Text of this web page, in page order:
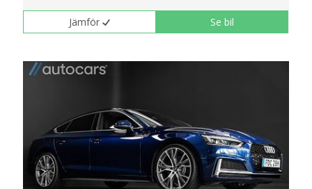
Jämför Se bil